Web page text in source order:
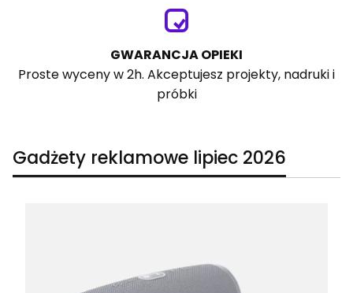
GWARANCJA OPIEKI
Proste wyceny w 2h. Akceptujesz projekty, nadruki i
próbki
Gadżety reklamowe lipiec 2026